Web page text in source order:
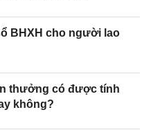
BHXH cho người lao
thưởng có được tính
không?